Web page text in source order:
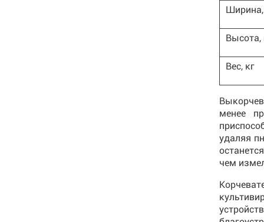
Вес, кг
менее
удаляя
чем